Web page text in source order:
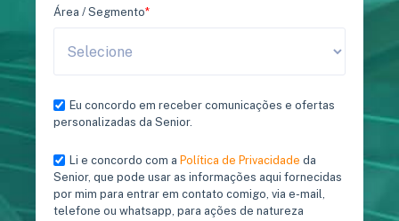
Área / Segmento*
Eu concordo em receber comunicações e ofertas
personalizadas da Senior.
Li e concordo com a Política de Privacidade da
Senior, que pode usar as informações aqui fornecidas
por mim para entrar em contato comigo, via e-mail,
telefone ou whatsapp, para ações de natureza